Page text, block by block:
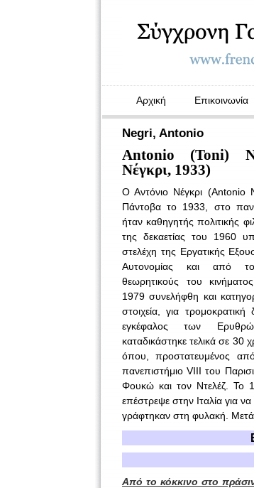
Αρχική Επικοινωνία
Negri, Antonio
Antoniο (Toni)
Νέγκρι, 1933)
Ο Αντόνιο Νέγκρι (Antonio
Πάντοβα το 1933, στο
ήταν καθηγητής πολιτικής
της δεκαετίας του 1960
στελέχη της Εργατικής
Αυτονομίας και από
θεωρητικούς του
1979 συνελήφθη και
στοιχεία, για
εγκέφαλος των
καταδικάστηκε τελικά σε 30
όπου, προστατευμένος
πανεπιστήμιο VIII του
Φουκώ και τον Ντελέζ. Το
επέστρεψε στην Ιταλία για
γράφτηκαν στη φυλακή. Μετά
Από το κόκκινο στο